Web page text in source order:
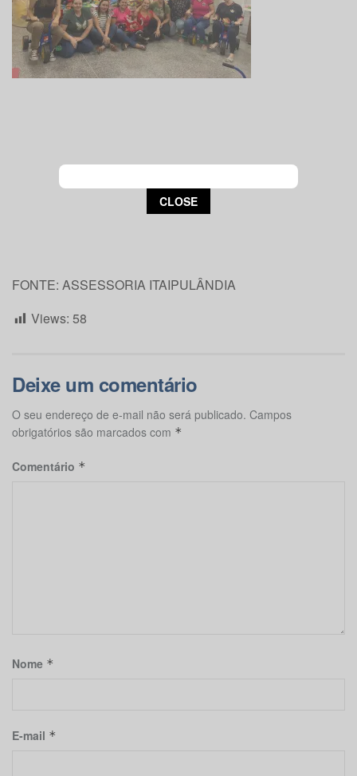
FONTE: ASSESSORIA ITAIPULÂNDIA
Views: 58
Deixe um comentário
O seu endereço de e-mail não será publicado. Campos
obrigatórios são marcados com *
Comentário *
Nome *
E-mail *
This popup will close in:
CLOSE